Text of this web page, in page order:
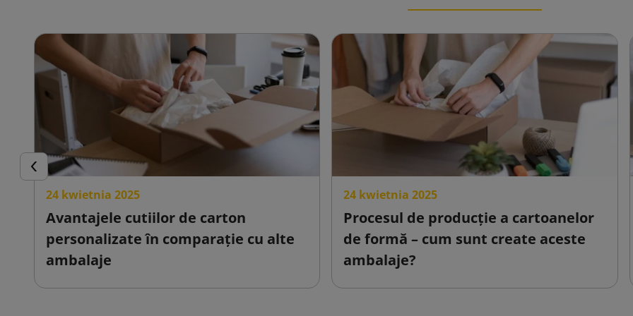
Inapoi
24 kwietnia 2025
Avantajele cutiilor de carton
personalizate în comparație cu alte
ambalaje
24 kwietnia 2025
Procesul de producție a cartoanelor
de formă – cum sunt create aceste
ambalaje?